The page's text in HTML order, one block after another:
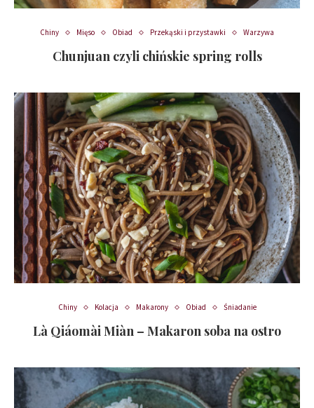
Chiny Mięso Obiad Przekąski i przystawki Warzywa
Chunjuan czyli chińskie spring rolls
Chiny Kolacja Makarony Obiad Śniadanie
Là Qiáomài Miàn – Makaron soba na ostro